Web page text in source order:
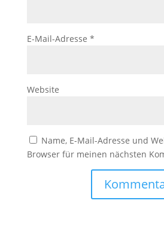
E-Mail-Adresse *
Website
Name, E-Mail-Adresse und
Browser für meinen nächsten